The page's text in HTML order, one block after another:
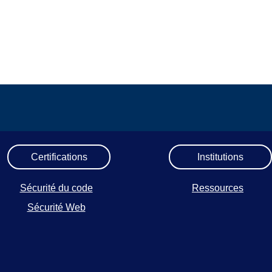
Certifications
Sécurité du code
Sécurité Web
Institutions
Ressources